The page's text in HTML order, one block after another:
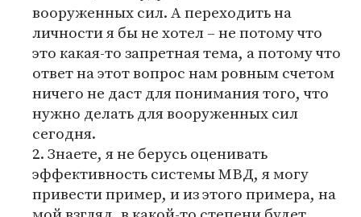
вооруженных сил. А переходить на
личности я бы не хотел – не потому что
это какая-то запретная тема, а потому что
ответ на этот вопрос нам ровным счетом
ничего не даст для понимания того, что
нужно делать для вооруженных сил
сегодня.
2. Знаете, я не берусь оценивать
эффективность системы МВД, я могу
привести пример, и из этого примера, на